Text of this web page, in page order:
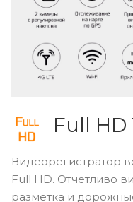
Full HD
Видеорегистратор
Full HD. Отчетливо
разметка и